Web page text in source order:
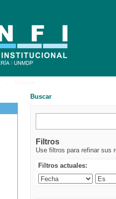
Buscar
Filtros
Use filtros para refinar sus
Filtros actuales: